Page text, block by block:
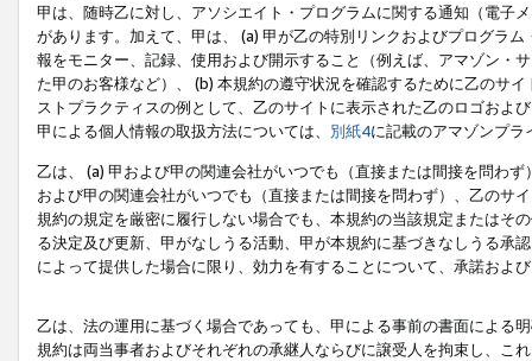
甲は、随時乙に対し、アソシエイト・プログラムに関する通知（電子
があります。加えて、甲は、 (a) 甲が乙の特別リンクおよびプログラ
報をモニター、記録、使用および開示すること（例えば、アマゾン・
た甲のお客様など）、 (b) 本規約の遵守状況を確認するために乙のサ
ストプラクティスの例として、乙のサイトに表示された乙のロゴおよ
甲による個人情報の取扱方法については、 別紙4に記載のアマゾンプ
乙は、 (a) 甲および甲の関連会社がいつでも（直接または間接を問わ
および甲の関連会社がいつでも（直接または間接を問わず）、乙のサ
規約の規定を厳密に履行しない場合でも、本規約の当該規定またはそ
る決定及び更新、甲がなしうる活動、甲が本規約に基づきなしうる承
によって提供した場合に限り、効力を有することについて、承諾およ
乙は、法の運用に基づく場合であっても、甲による事前の書面による
規約は両当事者およびそれぞれの承継人ならびに譲受人を拘束し、こ